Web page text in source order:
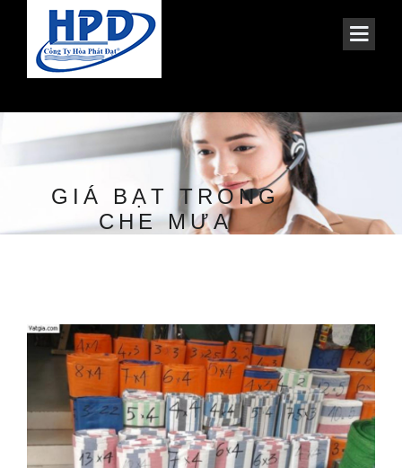
GIÁ BẠT TRONG
CHE MƯA